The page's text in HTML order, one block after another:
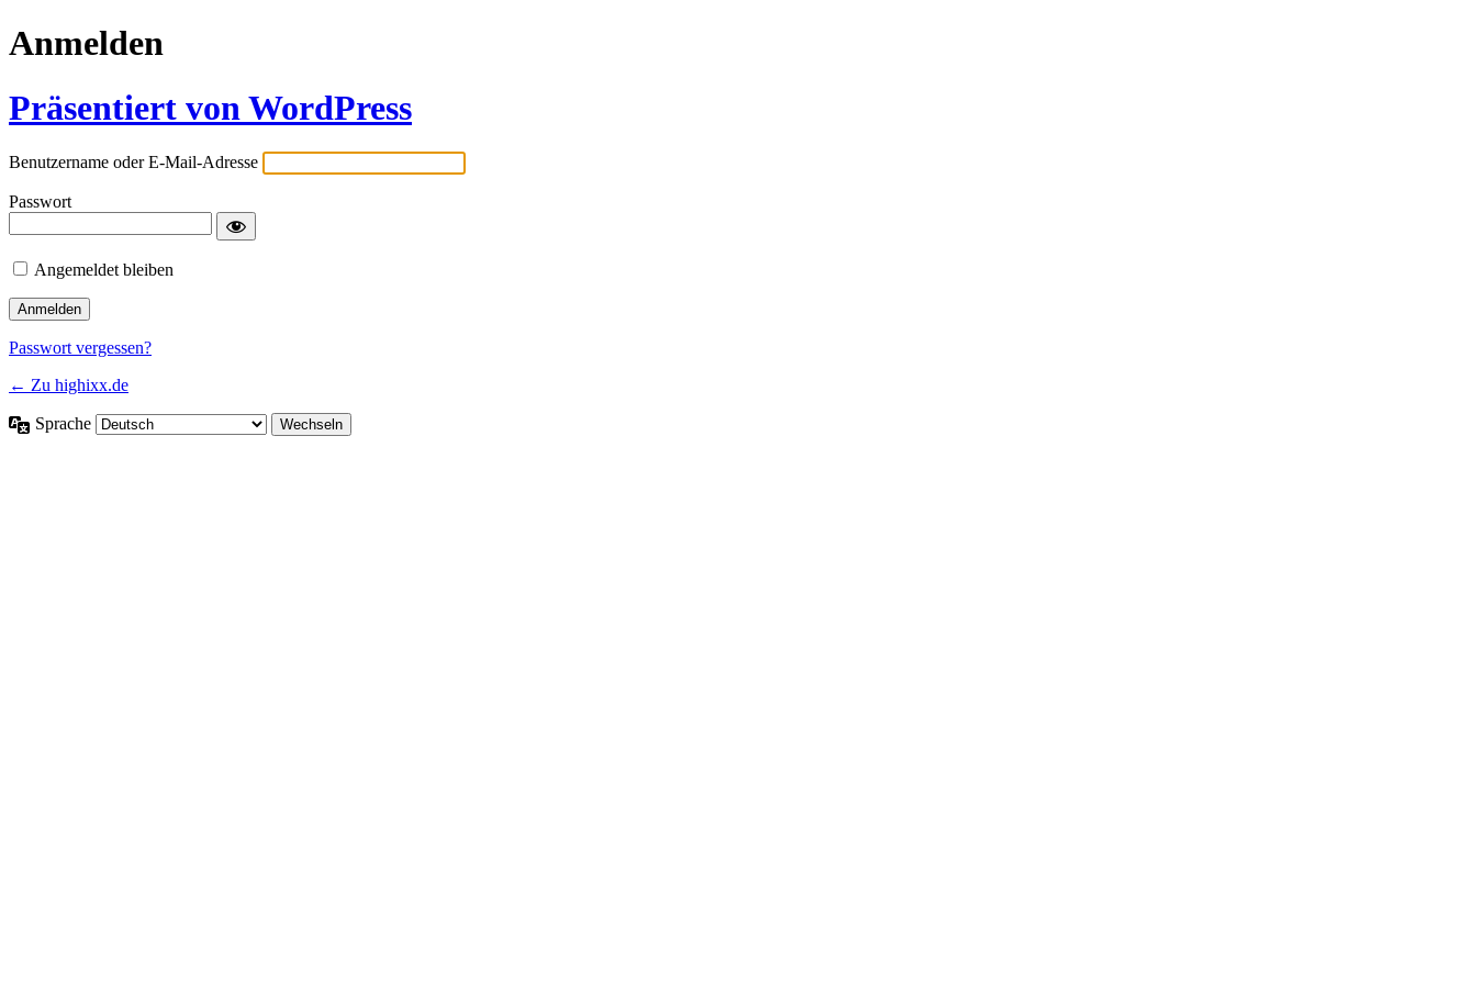
Anmelden
Präsentiert von WordPress
Benutzername oder E-Mail-Adresse
Passwort
Angemeldet bleiben
Passwort vergessen?
← Zu highixx.de
Sprache